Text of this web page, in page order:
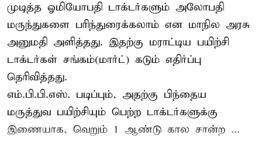
முடித்த ஓமியோபதி டாக்டர்களும் அலோபதி
மருந்துகளை பரிந்துரைக்கலாம் என மாநில அரசு
அனுமதி அளித்தது. இதற்கு மராட்டிய பயிற்சி
டாக்டர்கள் சங்கம்(மார்ட்) கடும் எதிர்ப்பு
தெரிவித்தது.
எம்.பி.பி.எஸ். படிப்பும், அதற்கு பிந்தைய
மருத்துவ பயிற்சியும் பெற்ற டாக்டர்களுக்கு
இணையாக, வெறும் 1 ஆண்டு கால சான்ற ...